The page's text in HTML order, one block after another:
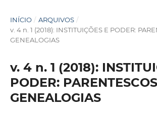
INÍCIO / ARQUIVOS /
v. 4 n. 1 (2018): INSTITUIÇÕES E PODER:
GENEALOGIAS
v. 4 n. 1 (2018):
PODER:
GENEALOGIAS